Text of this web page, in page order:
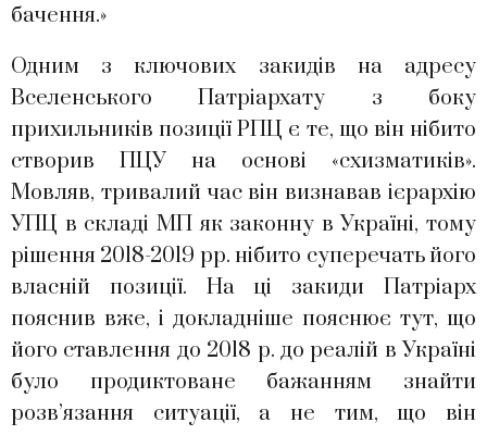
бачення.»
Одним з ключових закидів на адресу
Вселенського Патріархату з боку
прихильників позиції РПЦ є те, що він нібито
створив ПЦУ на основі «схизматиків».
Мовляв, тривалий час він визнавав ієрархію
УПЦ в складі МП як законну в Україні, тому
рішення 2018-2019 рр. нібито суперечать його
власній позиції. На ці закиди Патріарх
пояснив вже, і докладніше пояснює тут, що
його ставлення до 2018 р. до реалій в Україні
було продиктоване бажанням знайти
розв’язання ситуації, а не тим, що він